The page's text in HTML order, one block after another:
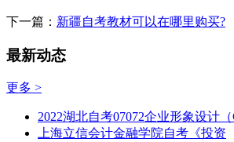
下一篇： 新疆自考教材可以在哪里购买?
最新动态
更多 >
2022湖北自考07072企业形象设计（
上海立信会计金融学院自考《投资